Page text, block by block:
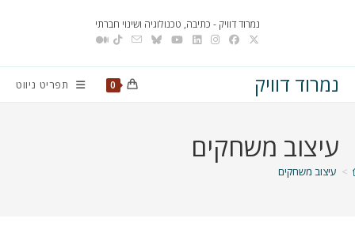
נמרוד דוויק - כתיבה, טכנולוגיה ושינוי חברתי
נמרוד דוויק 0 תפריט ניווט
עיצוב משחקים
> עיצוב משחקים